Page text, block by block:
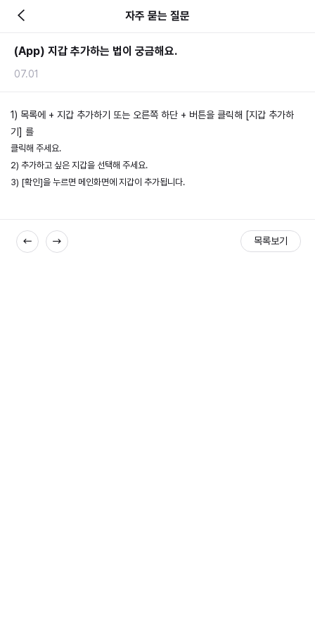
자주 묻는 질문
(App) 지갑 추가하는 법이 궁금해요.
07.01
1) 목록에 + 지갑 추가하기 또는 오른쪽 하단 + 버튼을 클릭해 [지갑 추가하
기] 를
클릭해 주세요.
2) 추가하고 싶은 지갑을 선택해 주세요.
3) [확인]을 누르면 메인화면에 지갑이 추가됩니다.
목록보기